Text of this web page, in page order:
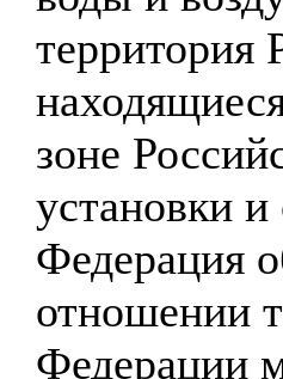
территория
зоне
установки
Федерация
отношении
Федерации